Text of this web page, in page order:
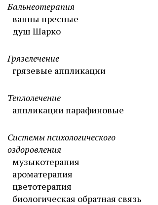
Бальнеотерапия
ванны пресные
душ Шарко
Грязелечение
грязевые аппликации
Теплолечение
аппликации парафиновые
Системы психологического
оздоровления
музыкотерапия
ароматерапия
цветотерапия
биологическая обратная связь